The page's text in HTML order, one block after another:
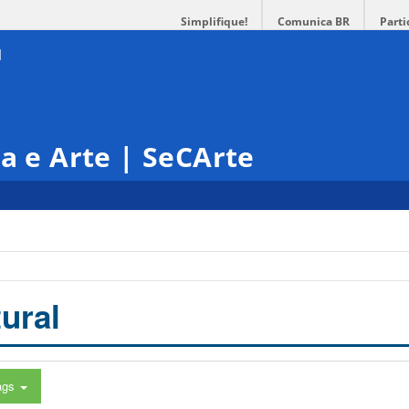
Simplifique! Comunica BR
e Arte | SeCArte